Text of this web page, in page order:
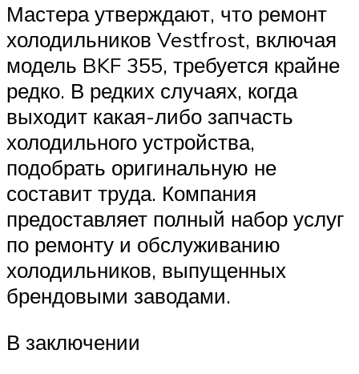
Мастера утверждают, что ремонт
холодильников Vestfrost, включая
модель BKF 355, требуется крайне
редко. В редких случаях, когда
выходит какая-либо запчасть
холодильного устройства,
подобрать оригинальную не
составит труда. Компания
предоставляет полный набор услуг
по ремонту и обслуживанию
холодильников, выпущенных
брендовыми заводами.
В заключении